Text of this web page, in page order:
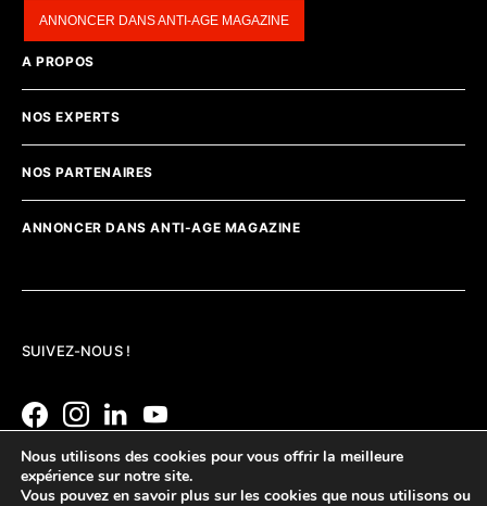
ANNONCER DANS ANTI-AGE MAGAZINE
A PROPOS
NOS EXPERTS
NOS PARTENAIRES
ANNONCER DANS ANTI-AGE MAGAZINE
SUIVEZ-NOUS !
Nous utilisons des cookies pour vous offrir la meilleure
expérience sur notre site.
Vous pouvez en savoir plus sur les cookies que nous utilisons ou